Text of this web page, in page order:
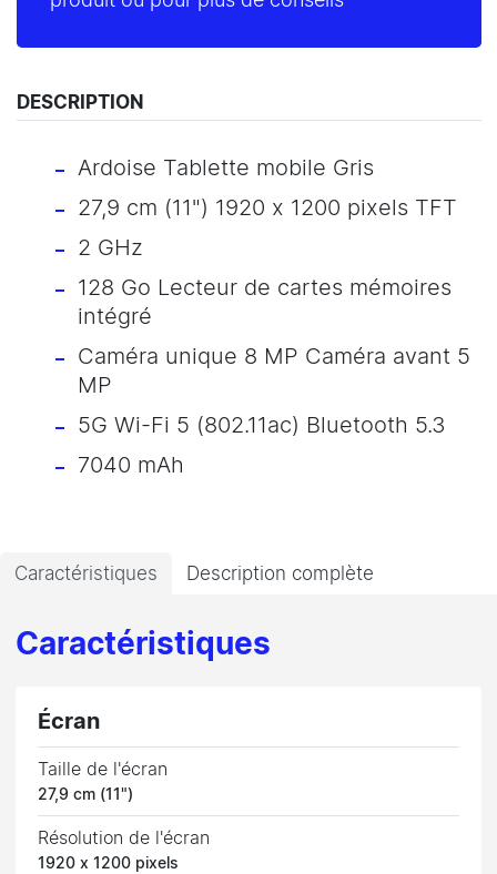
DESCRIPTION
Ardoise Tablette mobile Gris
27,9 cm (11") 1920 x 1200 pixels TFT
2 GHz
128 Go Lecteur de cartes mémoires
intégré
Caméra unique 8 MP Caméra avant 5
MP
5G Wi-Fi 5 (802.11ac) Bluetooth 5.3
7040 mAh
Caractéristiques Description complète
Caractéristiques
Écran
Taille de l'écran
27,9 cm (11")
Résolution de l'écran
1920 x 1200 pixels